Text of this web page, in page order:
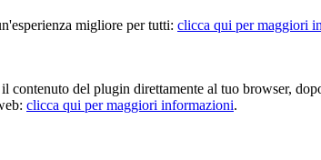
migliore per tutti: clicca qui per maggiori
del plugin direttamente al tuo browser,
clicca qui per maggiori informazioni.